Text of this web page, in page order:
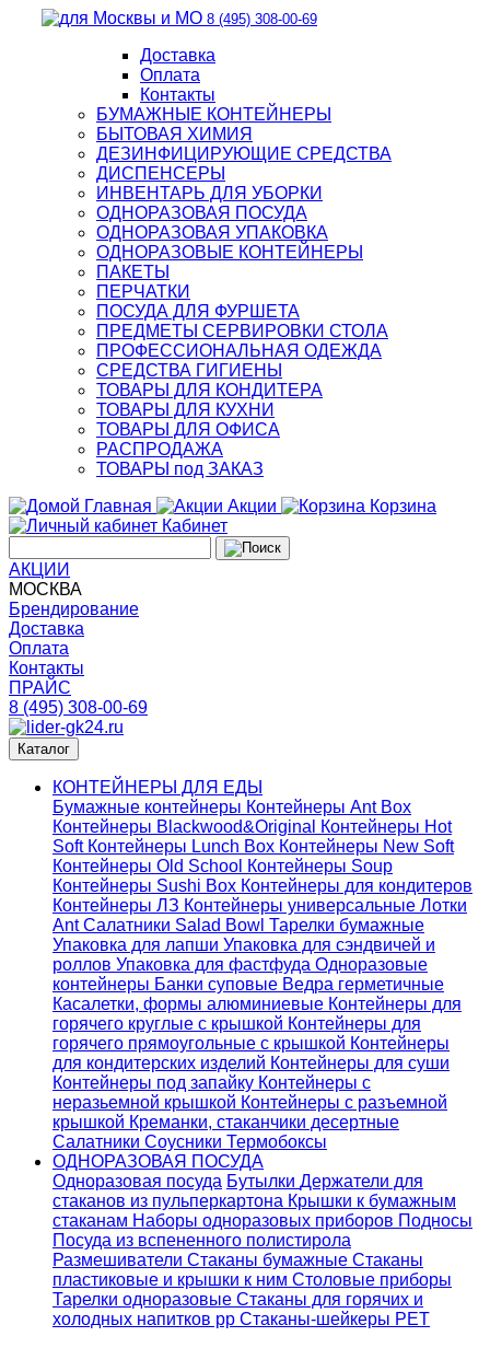
8 (495) 308-00-69
Доставка
Оплата
Контакты
БУМАЖНЫЕ КОНТЕЙНЕРЫ
БЫТОВАЯ ХИМИЯ
ДЕЗИНФИЦИРУЮЩИЕ СРЕДСТВА
ДИСПЕНСЕРЫ
ИНВЕНТАРЬ ДЛЯ УБОРКИ
ОДНОРАЗОВАЯ ПОСУДА
ОДНОРАЗОВАЯ УПАКОВКА
ОДНОРАЗОВЫЕ КОНТЕЙНЕРЫ
ПАКЕТЫ
ПЕРЧАТКИ
ПОСУДА ДЛЯ ФУРШЕТА
ПРЕДМЕТЫ СЕРВИРОВКИ СТОЛА
ПРОФЕССИОНАЛЬНАЯ ОДЕЖДА
СРЕДСТВА ГИГИЕНЫ
ТОВАРЫ ДЛЯ КОНДИТЕРА
ТОВАРЫ ДЛЯ КУХНИ
ТОВАРЫ ДЛЯ ОФИСА
РАСПРОДАЖА
ТОВАРЫ под ЗАКАЗ
Главная
Акции
Корзина
Кабинет
АКЦИИ
МОСКВА
Брендирование
Доставка
Оплата
Контакты
ПРАЙС
8 (495) 308-00-69
Каталог
КОНТЕЙНЕРЫ ДЛЯ ЕДЫ
Бумажные контейнеры Контейнеры Ant Box
Контейнеры Blackwood&Original
Контейнеры Hot
Soft Контейнеры Lunch Box Контейнеры New Soft
Контейнеры Old School Контейнеры Soup
Контейнеры Sushi Box Контейнеры для кондитеров
Контейнеры ЛЗ Контейнеры универсальные Лотки
AntСалатники Salad Bowl Тарелки бумажные
Упаковка для лапши Упаковка для сэндвичей и
роллов Упаковка для фастфуда Одноразовые
контейнеры Банки суповые Ведра герметичные
Касалетки, формы алюминиевые Контейнеры для
горячего круглые с крышкой Контейнеры для
горячего прямоугольные с крышкой Контейнеры
для кондитерских изделий Контейнеры для суши
Контейнеры под запайку Контейнеры с
неразьемной крышкой Контейнеры с разъемной
крышкой Креманки, стаканчики десертные
Салатники Соусники Термобоксы
ОДНОРАЗОВАЯ ПОСУДА
Одноразовая посуда Бутылки Держатели для
стаканов из пульперкартона Крышки к бумажным
стаканам Наборы одноразовых приборов Подносы
Посуда из вспененного полистирола
Размешиватели Стаканы бумажные Стаканы
пластиковые и крышки к ним Столовые приборы
Тарелки одноразовые Стаканы для горячих и
холодных напитков pp Стаканы-шейкеры PET